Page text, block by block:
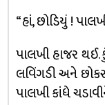
“હાં, છોડિયું !
પાલખી હાજર થઈ.
લવિંગડી અને
પાલખી કાંધે